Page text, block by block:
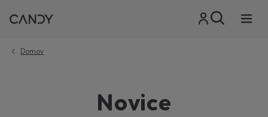
Domov
Novice